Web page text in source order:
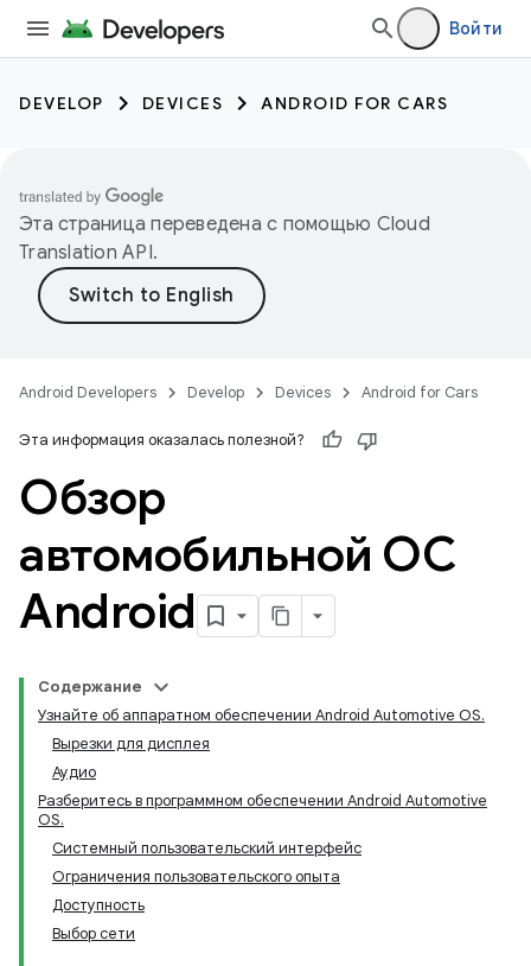
Войти
DEVELOP DEVICES ANDROID FOR CARS
Эта страница переведена с помощью Cloud
Translation API.
Android Developers Develop Devices Android for Cars
Эта информация оказалась полезной?
Обзор
автомобильной ОС
Android
Содержание
Узнайте об аппаратном обеспечении Android Automotive OS.
Вырезки для дисплея
Аудио
Разберитесь в программном обеспечении Android Automotive
OS.
Системный пользовательский интерфейс
Ограничения пользовательского опыта
Доступность
Выбор сети